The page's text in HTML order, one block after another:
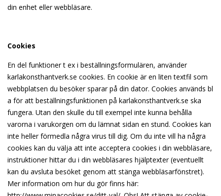
din enhet eller webbläsare.
Cookies
En del funktioner t ex i beställningsformulären, använder
karlakonsthantverk.se cookies. En cookie är en liten textfil som
webbplatsen du besöker sparar på din dator. Cookies används bl
a för att beställningsfunktionen på karlakonsthantverk.se ska
fungera. Utan den skulle du till exempel inte kunna behålla
varorna i varukorgen om du lämnat sidan en stund. Cookies kan
inte heller förmedla några virus till dig. Om du inte vill ha några
cookies kan du välja att inte acceptera cookies i din webbläsare,
instruktioner hittar du i din webbläsares hjälptexter (eventuellt
kan du avsluta besöket genom att stänga webbläsarfönstret).
Mer information om hur du gör finns här: